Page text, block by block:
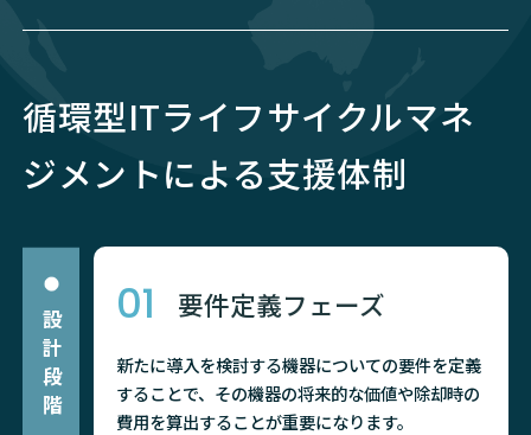
循環型ITライフサイクルマネ
ジメントによる支援体制
設計段階
01 要件定義フェーズ
新たに導入を検討する機器についての要件を定義
することで、その機器の将来的な価値や除却時の
費用を算出することが重要になります。